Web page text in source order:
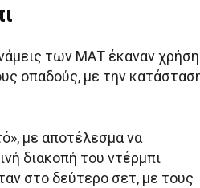
των ΜΑΤ έκαναν χρήση
οπαδούς, με την
με αποτέλεσμα να
διακοπή του ντέρμπι
στο δεύτερο σετ, με τους